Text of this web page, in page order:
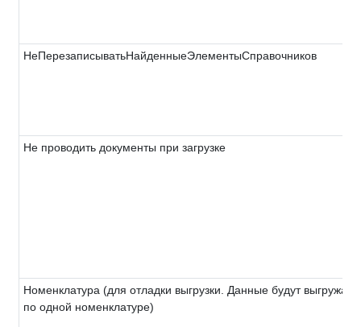
НеПерезаписыватьНайденныеЭлементыСправочников
Не проводить документы при загрузке
Номенклатура (для отладки выгрузки. Данные будут
по одной номенклатуре)